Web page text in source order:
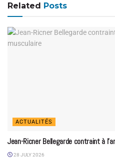
Related Posts
ACTUALITÉS
Jean-Ricner Bellegarde contraint à
28 JULY 2026